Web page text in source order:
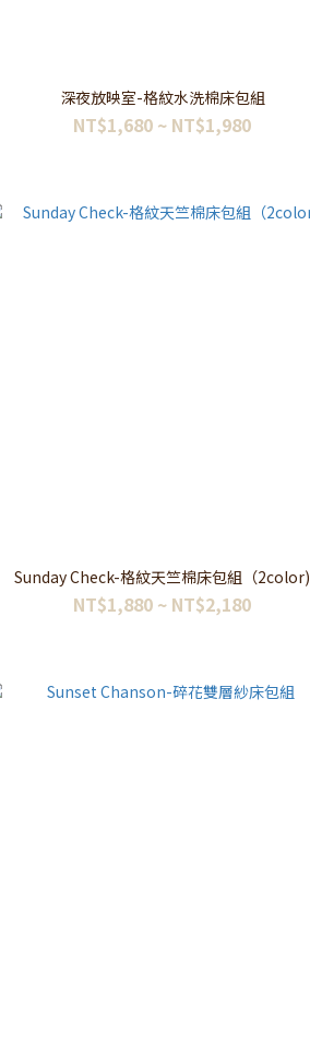
深夜放映室-格紋水洗棉床包組
NT$1,680 ~ NT$1,980
Sunday Check-格紋天竺棉床包組（2color)
NT$1,880 ~ NT$2,180